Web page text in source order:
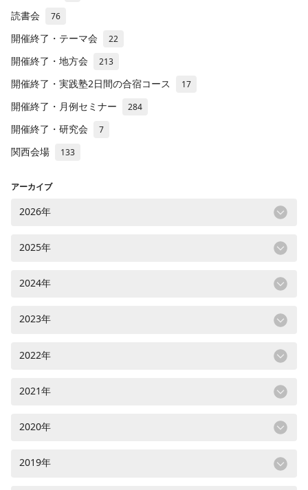
読書会 76
開催終了・テーマ会 22
開催終了・地方会 213
開催終了・実践塾2日間の合宿コース 17
開催終了・月例セミナー 284
開催終了・研究会 7
関西会場 133
アーカイブ
2026年
2025年
2024年
2023年
2022年
2021年
2020年
2019年